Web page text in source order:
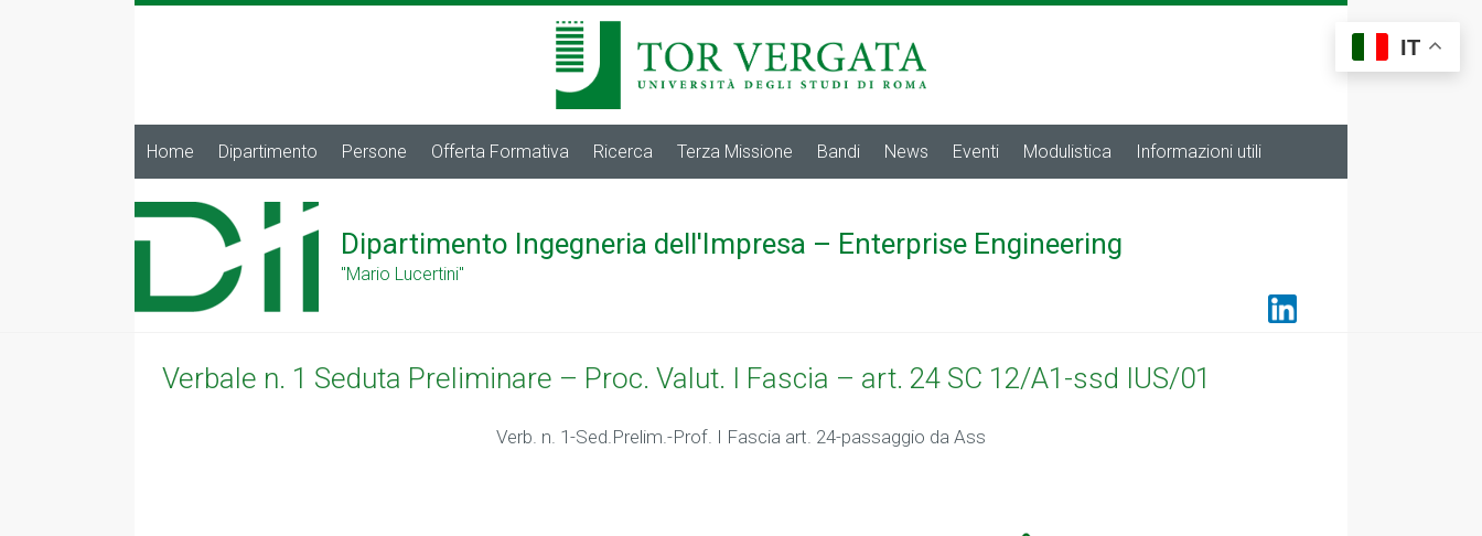
Home Dipartimento Persone Offerta Formativa Ricerca Terza Missione Bandi News Eventi Modulistica Informazioni utili
Dipartimento Ingegneria dell'Impresa – Enterprise Engineering
"Mario Lucertini"
Verbale n. 1 Seduta Preliminare – Proc. Valut. I Fascia – art. 24 SC 12/A1-ssd IUS/01
Verb. n. 1-Sed.Prelim.-Prof. I Fascia art. 24-passaggio da Ass
IT